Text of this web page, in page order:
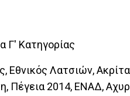
Γ' Κατηγορίας
Εθνικός Λατσιών,
Πέγεια 2014, ΕΝΑΔ,